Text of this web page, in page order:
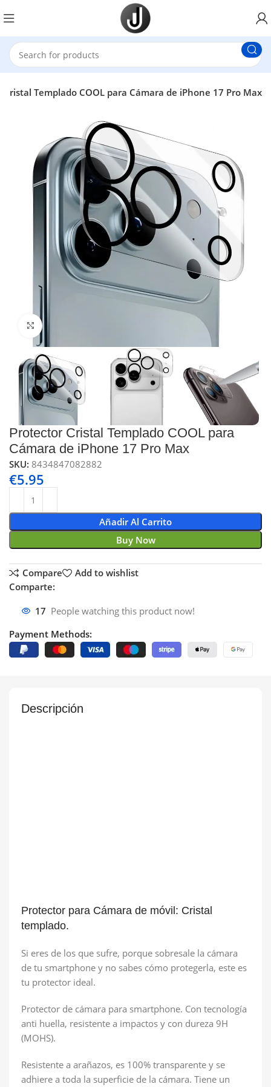
Templado COOL para Cámara de iPhone 17 Pro Max
Protector Cristal Templado COOL para
Cámara de iPhone 17 Pro Max
SKU:8434847082882
€5.95
Añadir Al Carrito
Buy Now
Compare
Add to wishlist
Comparte:
17 People watching this product now!
Payment Methods:
Descripción
Protector para Cámara de móvil: Cristal
templado.
Si eres de los que sufre, porque sobresale la cámara
de tu smartphone y no sabes cómo protegerla, este es
tu protector ideal.
Protector de cámara para smartphone. Con tecnología
anti huella, resistente a impactos y con dureza 9H
(MOHS).
Resistente a arañazos, es 100% transparente y se
adhiere a toda la superficie de la cámara. Tiene un